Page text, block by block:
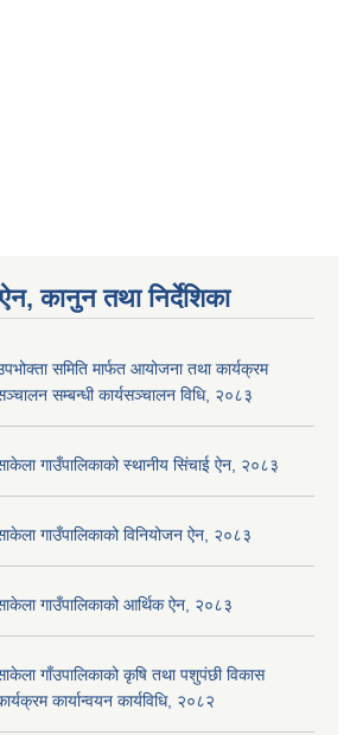
ऐन, कानुन तथा निर्देशिका
समिति मार्फत आयोजना तथा कार्यक्रम
सम्बन्धी कार्यसञ्चालन विधि, २०८३
गाउँपालिकाको स्थानीय सिंचाई ऐन, २०८३
गाउँपालिकाको विनियोजन ऐन, २०८३
गाउँपालिकाको आर्थिक ऐन, २०८३
गाँउपालिकाको कृषि तथा पशुपंछी विकास
कार्यान्वयन कार्यविधि, २०८२